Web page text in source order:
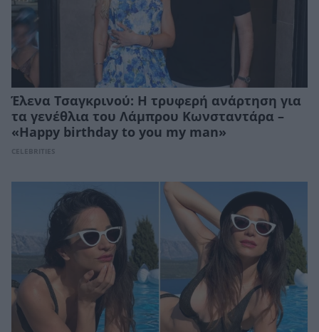
Έλενα Τσαγκρινού: Η τρυφερή ανάρτηση για
τα γενέθλια του Λάμπρου Κωνσταντάρα –
«Happy birthday to you my man»
CELEBRITIES